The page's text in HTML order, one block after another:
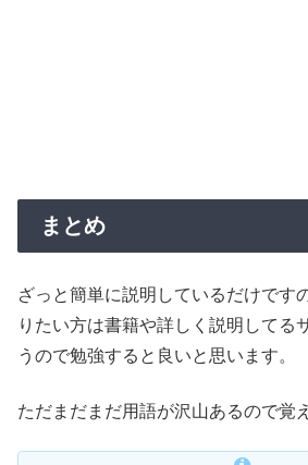
まとめ
ざっと簡単に説明しているだけです
りたい方は書籍や詳しく説明してる
うので勉強すると良いと思います。
ただまだまだ用語が沢山あるので覚